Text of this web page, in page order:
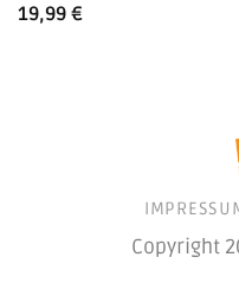
19,99 €
Copyright